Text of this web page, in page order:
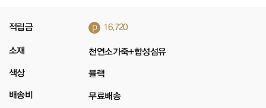
적립금 p 16,720
소재 천연소가죽+합성섬유
색상 블랙
배송비 무료배송